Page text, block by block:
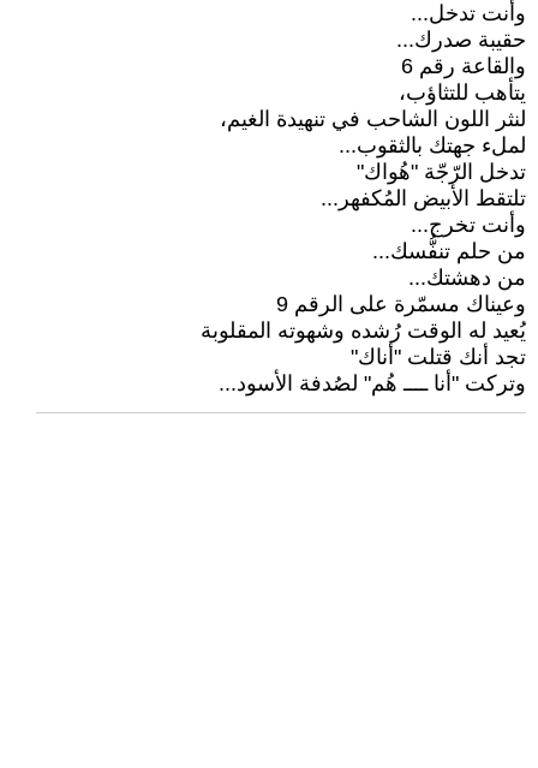
وأنت تدخل...
حقيبة صدرك...
والقاعة رقم 6
يتأهب للتثاؤب،
لنثر اللون الشاحب في تنهيدة الغيم،
لملء جهتك بالثقوب...
تدخل الرّجّة "هُواك"
تلتقط الأبيض المُكفهر...
وأنت تخرج...
من حلم تنفُّسك...
من دهشتك...
وعيناك مسمّرة على الرقم 9
يُعيد له الوقت رُشده وشهوته المقلوبة
تجد أنك قتلت "أناك"
وتركت "أنا ــــ هُم" لصُدفة الأسود...